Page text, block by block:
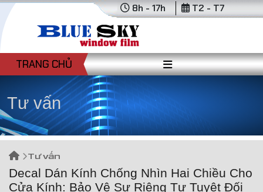
8h - 17h T2 - T7
TRANG CHỦ
Tư vấn
Tư vấn
Decal Dán Kính Chống Nhìn Hai Chiều Cho
Cửa Kính: Bảo Vệ Sự Riêng Tư Tuyệt Đối